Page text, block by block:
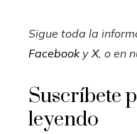
Sigue toda la
Facebooky X, o en
Suscríbete
leyendo